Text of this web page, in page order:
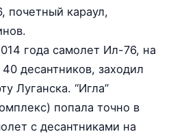
почетный караул,
года самолет Ил-76, на
десантников, заходил
Луганска. “Игла”
попала точно в
с десантниками на